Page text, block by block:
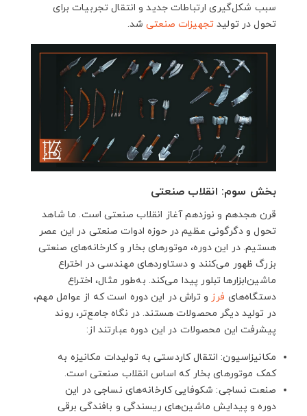
سبب شکل‌گیری ارتباطات جدید و انتقال تجربیات برای
تحول در تولید تجهیزات صنعتیشد.
بخش سوم: انقلاب صنعتی
قرن هجدهم و نوزدهم آغاز انقلاب صنعتی است. ما شاهد
تحول و دگرگونی عظیم در حوزه ادوات صنعتی در این عصر
هستیم. در این دوره، موتورهای بخار و کارخانه‌های صنعتی
بزرگ ظهور می‌کنند و دستاوردهای مهندسی در اختراع
ماشین‌ابزارها تبلور پیدا می‌کند. به‌طور مثال، اختراع
دستگاه‌های فرز و تراش در این دوره است که از عوامل مهم،
در تولید دیگر محصولات هستند. در نگاه جامع‌تر، روند
پیشرفت این محصولات در این دوره عبارتند از:
مکانیزاسیون: انتقال کاردستی به تولیدات مکانیزه به
کمک موتورهای بخار که اساس انقلاب صنعتی است.
صنعت نساجی: شکوفایی کارخانه‌های نساجی در این
دوره و پیدایش ماشین‌های ریسندگی و بافندگی برقی